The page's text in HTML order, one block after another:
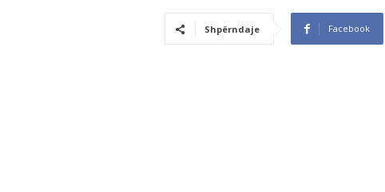
Shpërndaje Facebook